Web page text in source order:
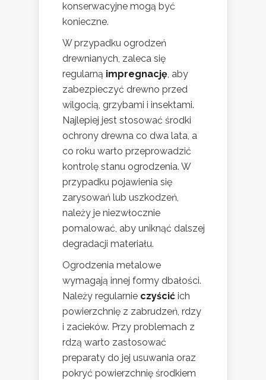
konserwacyjne mogą być
konieczne.
W przypadku ogrodzeń
drewnianych, zaleca się
regularną impregnację, aby
zabezpieczyć drewno przed
wilgocią, grzybami i insektami.
Najlepiej jest stosować środki
ochrony drewna co dwa lata, a
co roku warto przeprowadzić
kontrolę stanu ogrodzenia. W
przypadku pojawienia się
zarysowań lub uszkodzeń,
należy je niezwłocznie
pomalować, aby uniknąć dalszej
degradacji materiału.
Ogrodzenia metalowe
wymagają innej formy dbałości.
Należy regularnie czyścić ich
powierzchnię z zabrudzeń, rdzy
i zacieków. Przy problemach z
rdzą warto zastosować
preparaty do jej usuwania oraz
pokryć powierzchnię środkiem